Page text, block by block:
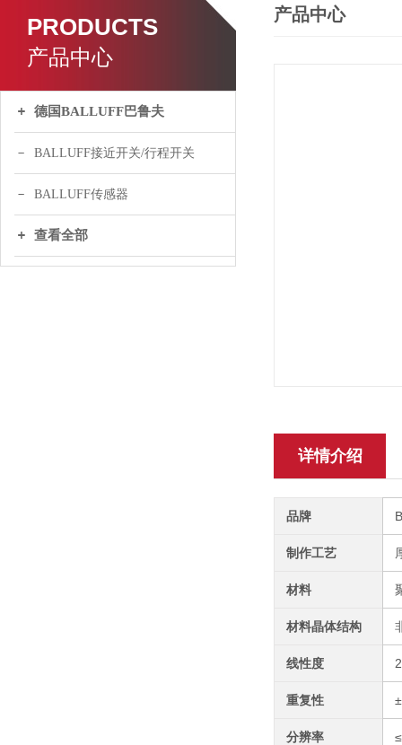
PRODUCTS
产品中心
德国BALLUFF巴鲁夫
BALLUFF接近开关/行程开关
BALLUFF传感器
查看全部
产品中心
详情介绍
品牌
制作工艺
材料
材料晶体结构
线性度
重复性
分辨率